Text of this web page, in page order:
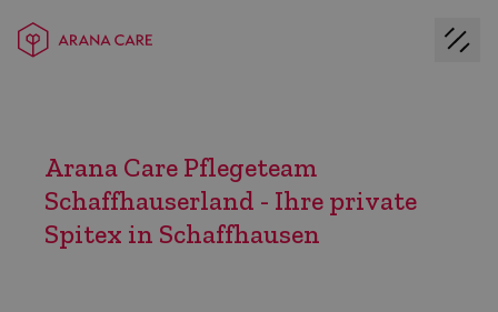
Arana Care Pflegeteam
Schaffhauserland - Ihre private
Spitex in Schaffhausen